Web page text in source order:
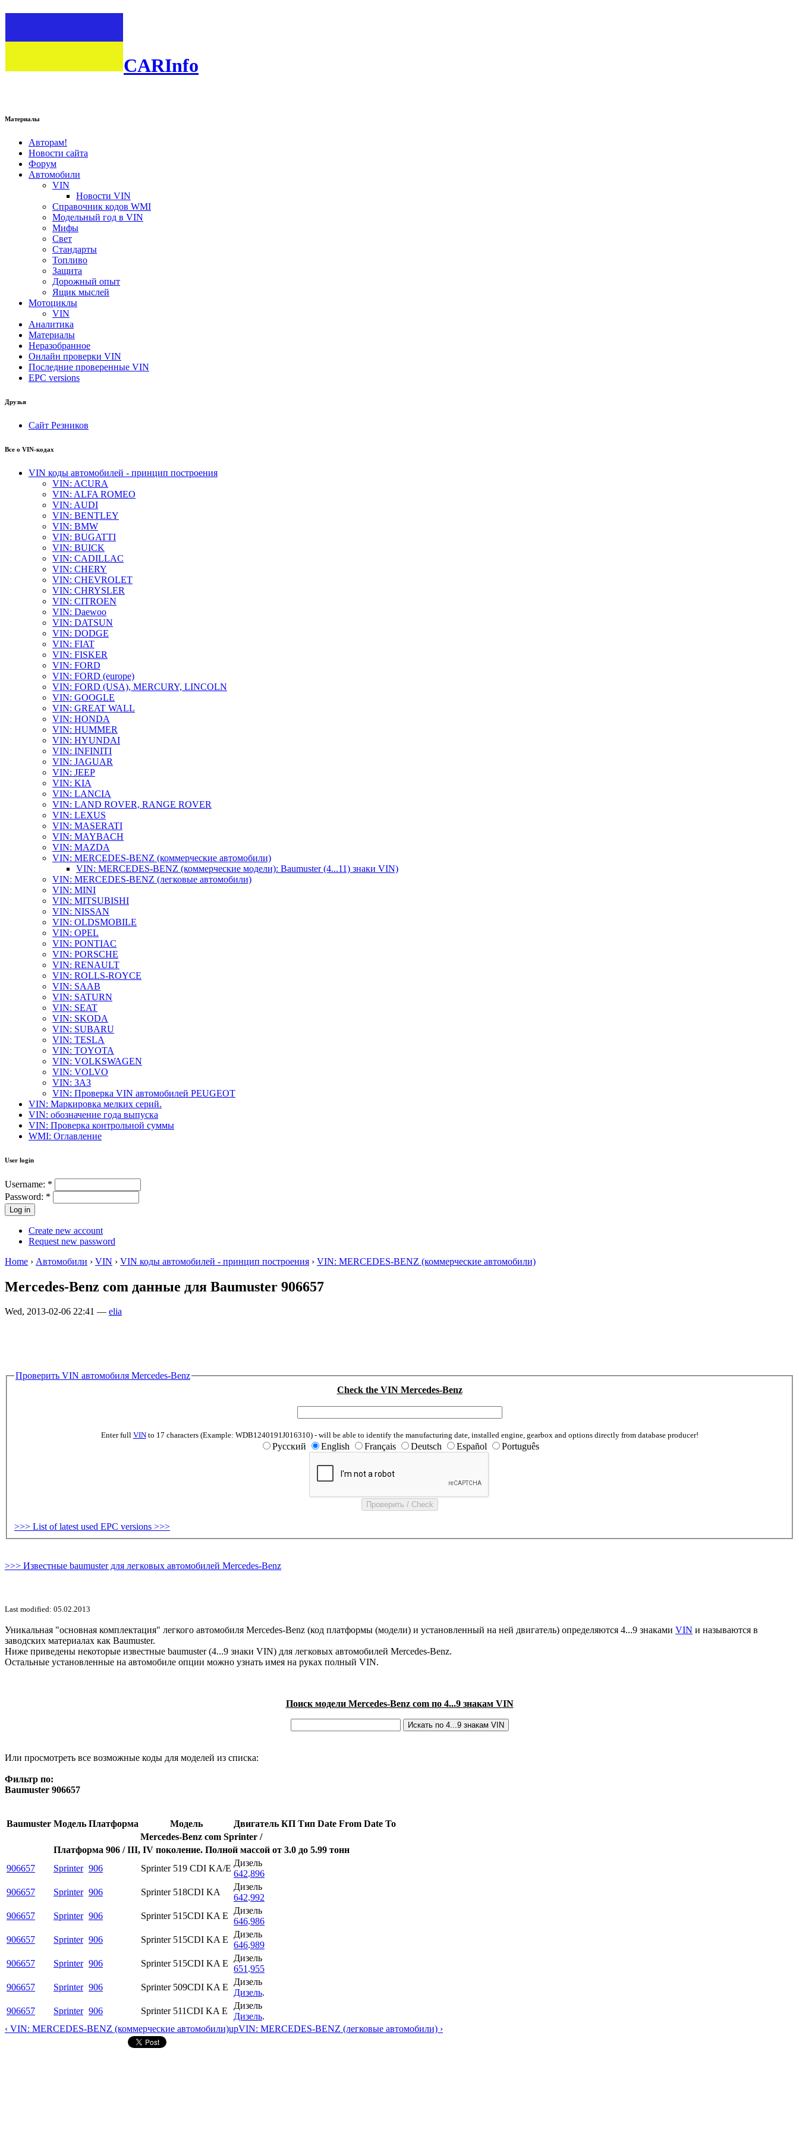
CARInfo
Материалы
Авторам!
Новости сайта
Форум
Автомобили
VIN
Новости VIN
Справочник кодов WMI
Модельный год в VIN
Мифы
Свет
Стандарты
Топливо
Защита
Дорожный опыт
Ящик мыслей
Мотоциклы
VIN
Аналитика
Материалы
Неразобранное
Онлайн проверки VIN
Последние проверенные VIN
EPC versions
Друзья
Сайт Резников
Все о VIN-кодах
VIN коды автомобилей - принцип построения
VIN: ACURA
VIN: ALFA ROMEO
VIN: AUDI
VIN: BENTLEY
VIN: BMW
VIN: BUGATTI
VIN: BUICK
VIN: CADILLAC
VIN: CHERY
VIN: CHEVROLET
VIN: CHRYSLER
VIN: CITROEN
VIN: Daewoo
VIN: DATSUN
VIN: DODGE
VIN: FIAT
VIN: FISKER
VIN: FORD
VIN: FORD (europe)
VIN: FORD (USA), MERCURY, LINCOLN
VIN: GOOGLE
VIN: GREAT WALL
VIN: HONDA
VIN: HUMMER
VIN: HYUNDAI
VIN: INFINITI
VIN: JAGUAR
VIN: JEEP
VIN: KIA
VIN: LANCIA
VIN: LAND ROVER, RANGE ROVER
VIN: LEXUS
VIN: MASERATI
VIN: MAYBACH
VIN: MAZDA
VIN: MERCEDES-BENZ (коммерческие автомобили)
VIN: MERCEDES-BENZ (коммерческие модели): Baumuster (4...11) знаки VIN)
VIN: MERCEDES-BENZ (легковые автомобили)
VIN: MINI
VIN: MITSUBISHI
VIN: NISSAN
VIN: OLDSMOBILE
VIN: OPEL
VIN: PONTIAC
VIN: PORSCHE
VIN: RENAULT
VIN: ROLLS-ROYCE
VIN: SAAB
VIN: SATURN
VIN: SEAT
VIN: SKODA
VIN: SUBARU
VIN: TESLA
VIN: TOYOTA
VIN: VOLKSWAGEN
VIN: VOLVO
VIN: ЗАЗ
VIN: Проверка VIN автомобилей PEUGEOT
VIN: Маркировка мелких серий.
VIN: обозначение года выпуска
VIN: Проверка контрольной суммы
WMI: Оглавление
User login
Username: *
Password: *
Create new account
Request new password
Home › Автомобили › VIN › VIN коды автомобилей - принцип построения › VIN: MERCEDES-BENZ (коммерческие автомобили)
Mercedes-Benz com данные для Baumuster 906657
Wed, 2013-02-06 22:41 — elia
Проверить VIN автомобиля Mercedes-Benz
Check the VIN Mercedes-Benz
Enter full VINto 17 characters (Example: WDB1240191J016310) - will be able to identify the manufacturing date, installed engine, gearbox and options directly from database producer!
Русский English Français Deutsch Español Português
>>> List of latest used EPC versions >>>
>>> Известные baumuster для легковых автомобилей Mercedes-Benz
Last modified: 05.02.2013
Уникальная "основная комплектация" легкого автомобиля Mercedes-Benz (код платформы (модели) и установленный на ней двигатель) определяются 4...9 знаками VIN и называются в
заводских материалах как Baumuster.
Ниже приведены некоторые известные baumuster (4...9 знаки VIN) для легковых автомобилей Mercedes-Benz.
Остальные установленные на автомобиле опции можно узнать имея на руках полный VIN.
Поиск модели Mercedes-Benz com по 4...9 знакам VIN
Или просмотреть все возможные коды для моделей из списка:
Фильтр по:
Baumuster 906657
Baumuster Модель Платформа Модель Двигатель КП Тип Date From Date To
Mercedes-Benz com Sprinter /
Платформа 906 / III, IV поколение. Полной массой от 3.0 до 5.99 тонн
906657
Sprinter 906 Sprinter 519 CDI KA/E
Дизель
642.896
906657
Sprinter 906 Sprinter 518CDI KA
Дизель
642.992
906657
Sprinter 906 Sprinter 515CDI KA E
Дизель
646.986
906657
Sprinter 906 Sprinter 515CDI KA E
Дизель
646.989
906657
Sprinter 906 Sprinter 515CDI KA E
Дизель
651 .955
906657
Sprinter 906 Sprinter 509CDI KA E
Дизель
Дизель.
906657
Sprinter 906 Sprinter 511CDI KA E
Дизель
Дизель.
‹ VIN: MERCEDES-BENZ (коммерческие автомобили)upVIN: MERCEDES-BENZ (легковые автомобили) ›